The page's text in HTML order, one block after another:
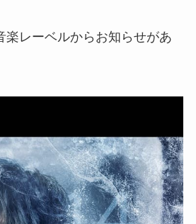
楽レーベルからお知らせがあ